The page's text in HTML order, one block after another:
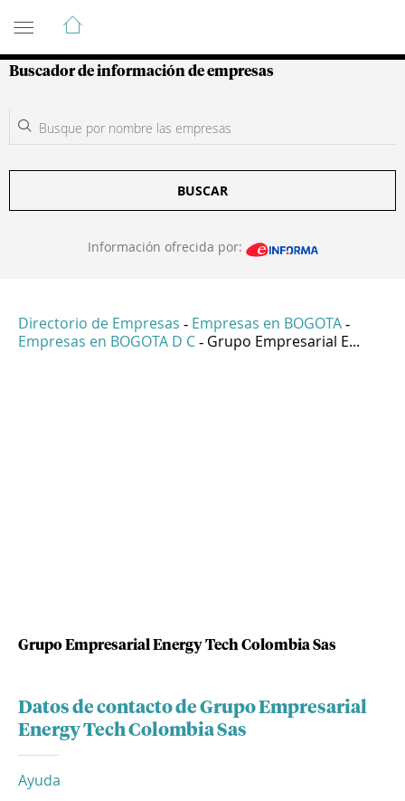
Guía de Empresas Colombianas
Buscador de información de empresas
BUSCAR
Información ofrecida por:
Directorio de Empresas - Empresas en BOGOTA -
Empresas en BOGOTA D C - Grupo Empresarial E...
Grupo Empresarial Energy Tech Colombia Sas
Datos de contacto de Grupo Empresarial
Energy Tech Colombia Sas
Ayuda